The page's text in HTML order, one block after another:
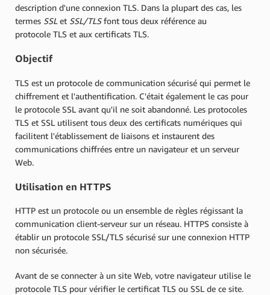
description d'une connexion TLS. Dans la plupart des cas, les
termes SSL et SSL/TLSfont tous deux référence au
protocole TLS et aux certificats TLS.
Objectif
TLS est un protocole de communication sécurisé qui permet le
chiffrement et l'authentification. C'était également le cas pour
le protocole SSL avant qu'il ne soit abandonné. Les protocoles
TLS et SSL utilisent tous deux des certificats numériques qui
facilitent l'établissement de liaisons et instaurent des
communications chiffrées entre un navigateur et un serveur
Web.
Utilisation en HTTPS
HTTP est un protocole ou un ensemble de règles régissant la
communication client-serveur sur un réseau. HTTPS consiste à
établir un protocole SSL/TLS sécurisé sur une connexion HTTP
non sécurisée.
Avant de se connecter à un site Web, votre navigateur utilise le
protocole TLS pour vérifier le certificat TLS ou SSL de ce site.